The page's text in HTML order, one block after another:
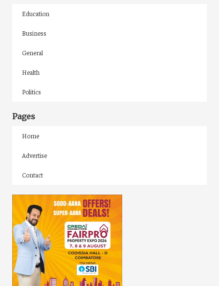
Education
Business
General
Health
Politics
Pages
Home
Advertise
Contact